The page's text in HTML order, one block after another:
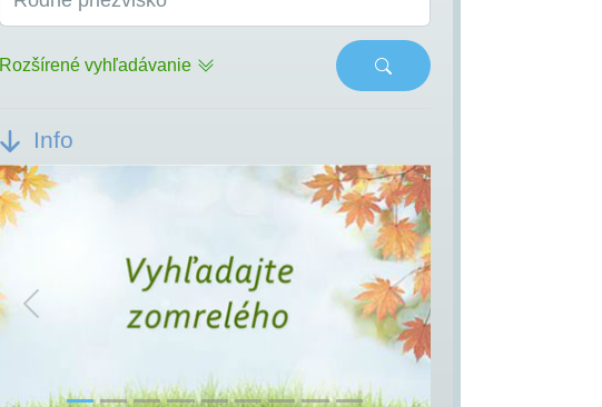
Rozšírené vyhľadávanie
Info
Previous Next